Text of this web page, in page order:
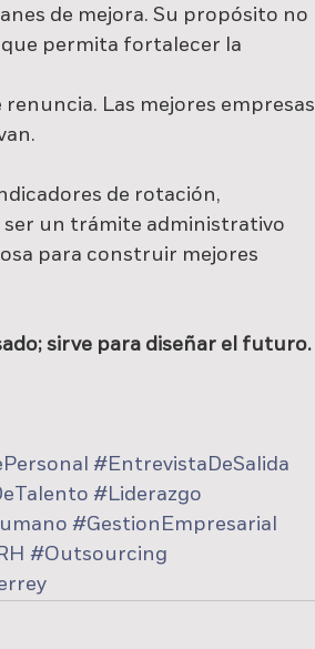
de mejora. Su propósito no
permita fortalecer la
Las mejores empresas
de rotación,
ser un trámite administrativo
para construir mejores
sirve para diseñar el futuro.
#EntrevistaDeSalida
#Liderazgo
#GestionEmpresarial
#Outsourcing